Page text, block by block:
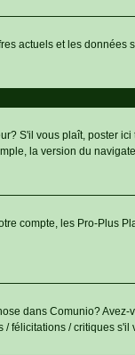
actuels et les données
S'il vous plaît, poster
la version du
compte, les Pro-Plus
dans Comunio?
/ félicitations / critiques s'il